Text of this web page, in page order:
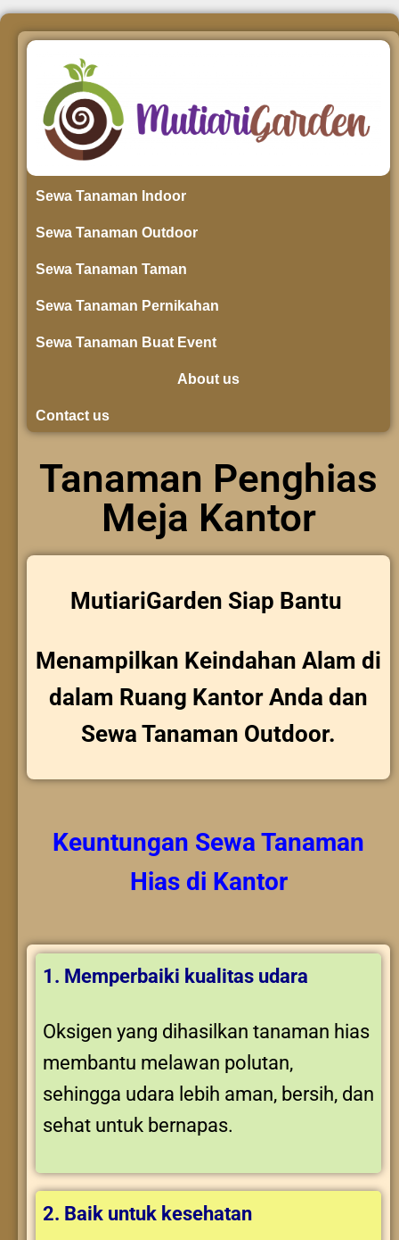
Sewa Tanaman Indoor
Sewa Tanaman Outdoor
Sewa Tanaman Taman
Sewa Tanaman Pernikahan
Sewa Tanaman Buat Event
About us
Contact us
Tanaman Penghias
Meja Kantor
MutiariGarden Siap Bantu
Menampilkan Keindahan Alam di
dalam Ruang Kantor Anda dan
Sewa Tanaman Outdoor.
Keuntungan Sewa Tanaman
Hiasdi Kantor
1. Memperbaiki kualitas udara
Oksigen yang dihasilkan tanaman hias
membantu melawan polutan,
sehingga udara lebih aman, bersih, dan
sehat untuk bernapas.
2. Baik untuk kesehatan